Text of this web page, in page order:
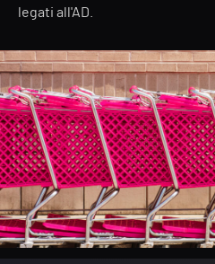
legati all'AD.